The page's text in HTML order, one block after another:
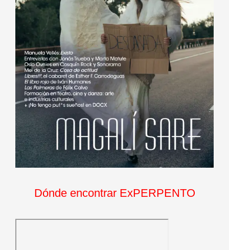
Dónde encontrar ExPERPENTO